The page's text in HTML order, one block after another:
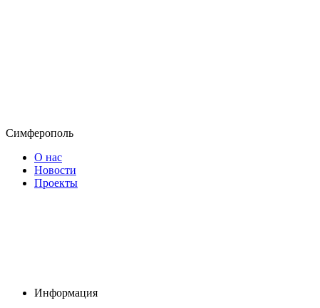
Симферополь
О нас
Новости
Проекты
Информация